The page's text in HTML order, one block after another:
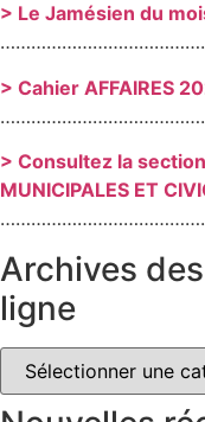
> Le Jamésien du
> Cahier AFFAIRES
> Consultez la section
MUNICIPALES ET
Archives
ligne